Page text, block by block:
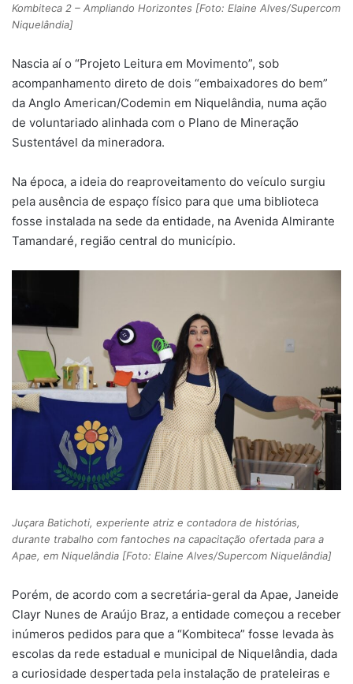
Kombiteca 2 – Ampliando Horizontes [Foto: Elaine Alves/Supercom
Niquelândia]
Nascia aí o “Projeto Leitura em Movimento”, sob
acompanhamento direto de dois “embaixadores do bem”
da Anglo American/Codemin em Niquelândia, numa ação
de voluntariado alinhada com o Plano de Mineração
Sustentável da mineradora.
Na época, a ideia do reaproveitamento do veículo surgiu
pela ausência de espaço físico para que uma biblioteca
fosse instalada na sede da entidade, na Avenida Almirante
Tamandaré, região central do município.
Juçara Batichoti, experiente atriz e contadora de histórias,
durante trabalho com fantoches na capacitação ofertada para a
Apae, em Niquelândia [Foto: Elaine Alves/Supercom Niquelândia]
Porém, de acordo com a secretária-geral da Apae, Janeide
Clayr Nunes de Araújo Braz, a entidade começou a receber
inúmeros pedidos para que a “Kombiteca” fosse levada às
escolas da rede estadual e municipal de Niquelândia, dada
a curiosidade despertada pela instalação de prateleiras e